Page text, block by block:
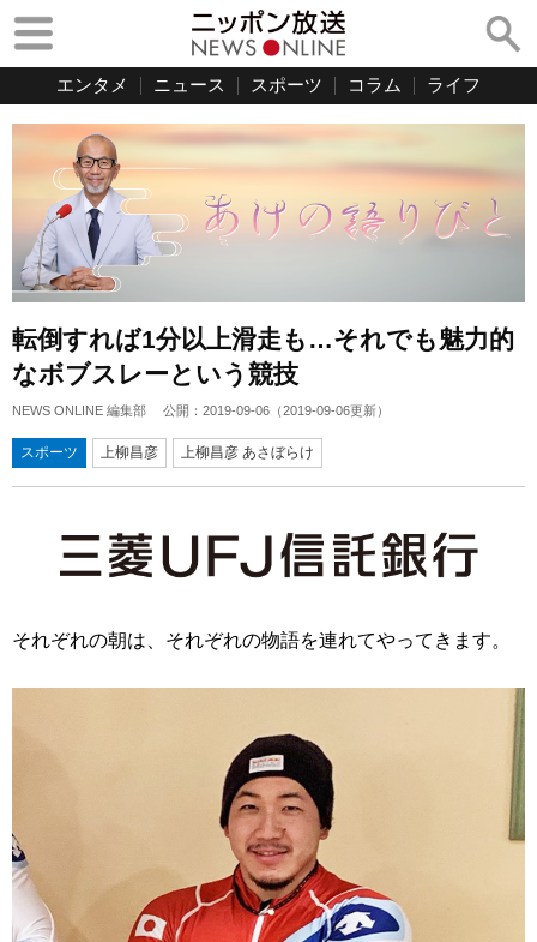
エンタメ ニュース スポーツ コラム ライフ
転倒すれば1分以上滑走も…それでも魅力的
なボブスレーという競技
NEWS ONLINE 編集部 公開： 2019-09-06 （2019-09-06更新）
スポーツ 上柳昌彦 上柳昌彦 あさぼらけ
それぞれの朝は、それぞれの物語を連れてやってきます。